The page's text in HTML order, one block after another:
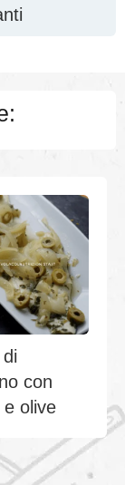
con
e olive